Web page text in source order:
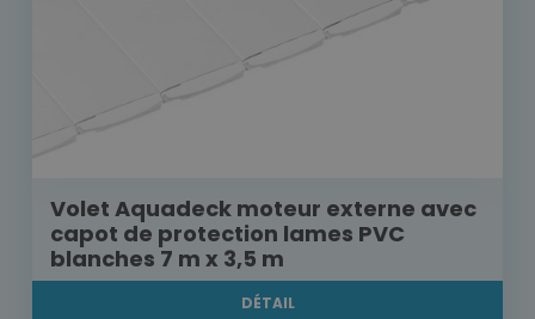
Volet Aquadeck moteur externe avec
capot de protection lames PVC
blanches 7 m x 3,5 m
DÉTAIL